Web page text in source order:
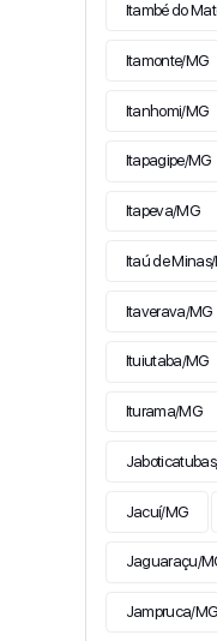
Itambé do
Itamonte/MG
Itanhomi/MG
Itapagipe/MG
Itapeva/MG
Itaú de
Itaverava/MG
Ituiutaba/MG
Iturama/MG
Jacuí/MG
Jaguaraçu/
Jampruca/MG